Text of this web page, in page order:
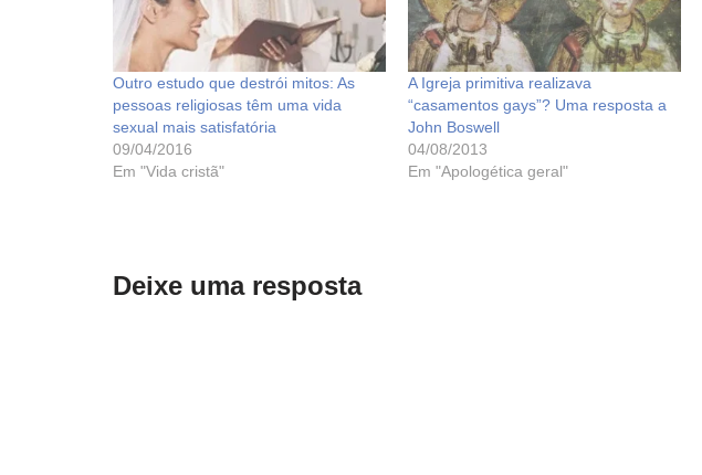
Outro estudo que destrói mitos: As
pessoas religiosas têm uma vida
sexual mais satisfatória
09/04/2016
Em "Vida cristã"
A Igreja primitiva realizava
“casamentos gays”? Uma resposta a
John Boswell
04/08/2013
Em "Apologética geral"
Deixe uma resposta